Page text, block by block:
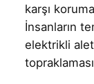
karşı
İnsanların
elektrikli